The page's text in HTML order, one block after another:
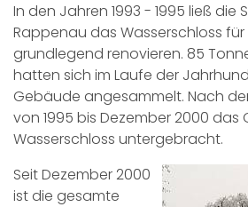
In den Jahren 1993 - 1995 ließ die
Rappenau das Wasserschloss für
grundlegend renovieren. 85
hatten sich im Laufe der
Gebäude angesammelt. Nach
von 1995 bis Dezember 2000 das
Wasserschloss untergebracht.
Seit Dezember 2000
ist die gesamte